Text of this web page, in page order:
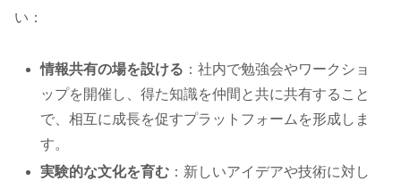
い：
情報共有の場を設ける ：社内で勉強会やワークショ
ップを開催し、得た知識を仲間と共に共有すること
で、相互に成長を促すプラットフォームを形成しま
す。
実験的な文化を育む ：新しいアイデアや技術に対し